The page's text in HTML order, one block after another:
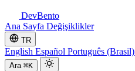
DevBento
Ana Sayfa Değişiklikler
TR
English Español Português (Brasil)
Ara ⌘K